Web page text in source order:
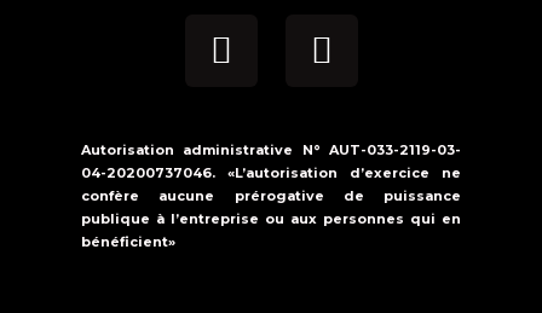
Autorisation administrative N° AUT-033-2119-03-
04-20200737046. «L’autorisation d’exercice ne
confère aucune prérogative de puissance
publique à l’entreprise ou aux personnes qui en
bénéficient»